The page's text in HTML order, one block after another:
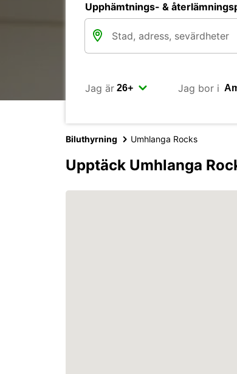
Upphämtnings- &
Jag är Jag bor i
Biluthyrning Umhlanga Rocks
Upptäck Umhlanga